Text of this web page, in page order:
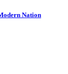
Nation